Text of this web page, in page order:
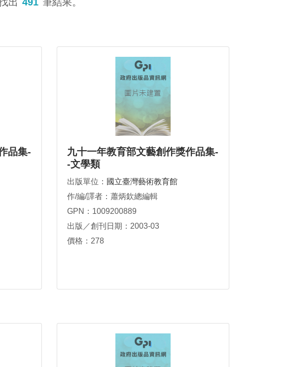
品集-
九十一年教育部文藝創作獎作品集-
-文學類
出版單位： 國立臺灣藝術教育館
作/編/譯者：蕭炳欽總編輯
GPN：1009200889
出版／創刊日期：2003-03
價格：278